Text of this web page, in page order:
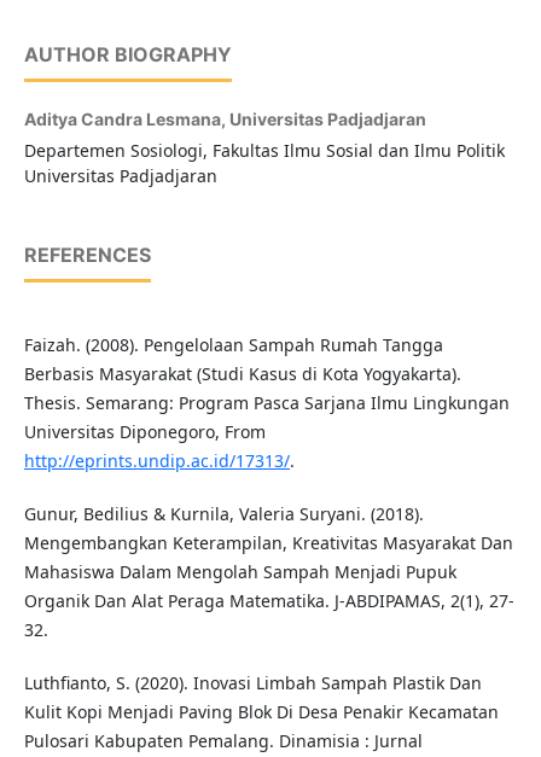
AUTHOR BIOGRAPHY
Aditya Candra Lesmana, Universitas Padjadjaran
Departemen Sosiologi, Fakultas Ilmu Sosial dan Ilmu Politik
Universitas Padjadjaran
REFERENCES
Faizah. (2008). Pengelolaan Sampah Rumah Tangga
Berbasis Masyarakat (Studi Kasus di Kota Yogyakarta).
Thesis. Semarang: Program Pasca Sarjana Ilmu Lingkungan
Universitas Diponegoro, From
http://eprints.undip.ac.id/17313/.
Gunur, Bedilius & Kurnila, Valeria Suryani. (2018).
Mengembangkan Keterampilan, Kreativitas Masyarakat Dan
Mahasiswa Dalam Mengolah Sampah Menjadi Pupuk
Organik Dan Alat Peraga Matematika. J-ABDIPAMAS, 2(1), 27-
32.
Luthfianto, S. (2020). Inovasi Limbah Sampah Plastik Dan
Kulit Kopi Menjadi Paving Blok Di Desa Penakir Kecamatan
Pulosari Kabupaten Pemalang. Dinamisia : Jurnal